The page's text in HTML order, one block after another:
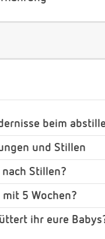
beim
und Stillen
Stillen?
5 Wochen?
ihr eure